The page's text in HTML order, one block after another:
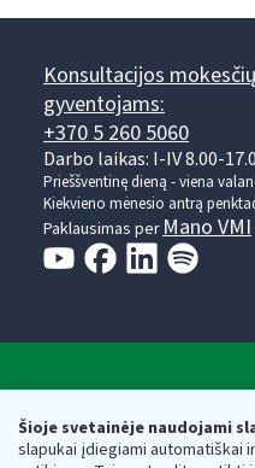
Šioje svetainėje naudojami
slapukai įdiegiami automatiškai
Konsultacijos
gyventojams:
+370 5 260 5060
Darbo laikas: I-IV 8.00-
Prieššventinę dieną - viena
Kiekvieno mėnesio antrą
Paklausimas per Mano VMI
Respublikos finansų